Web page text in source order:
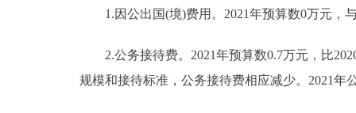
1.因公出国(境)费用。2021年预算数0万元，
2.公务接待费。2021年预算数0.7万元，比
规模和接待标准，公务接待费相应减少。2021